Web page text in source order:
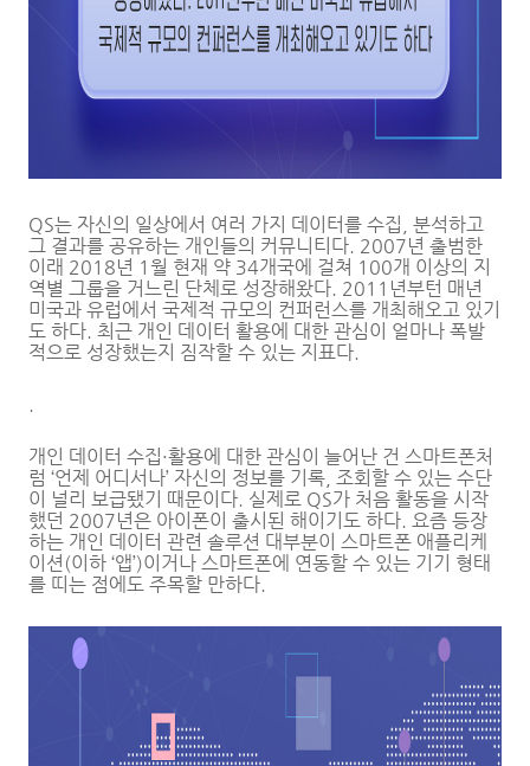
QS는 자신의 일상에서 여러 가지 데이터를 수집, 분석하고
그 결과를 공유하는 개인들의 커뮤니티다. 2007년 출범한
이래 2018년 1월 현재 약 34개국에 걸쳐 100개 이상의 지
역별 그룹을 거느린 단체로 성장해왔다. 2011년부턴 매년
미국과 유럽에서 국제적 규모의 컨퍼런스를 개최해오고 있기
도 하다. 최근 개인 데이터 활용에 대한 관심이 얼마나 폭발
적으로 성장했는지 짐작할 수 있는 지표다.
.
개인 데이터 수집·활용에 대한 관심이 늘어난 건 스마트폰처
럼 ‘언제 어디서나’ 자신의 정보를 기록, 조회할 수 있는 수단
이 널리 보급됐기 때문이다. 실제로 QS가 처음 활동을 시작
했던 2007년은 아이폰이 출시된 해이기도 하다. 요즘 등장
하는 개인 데이터 관련 솔루션 대부분이 스마트폰 애플리케
이션(이하 ‘앱’)이거나 스마트폰에 연동할 수 있는 기기 형태
를 띠는 점에도 주목할 만하다.